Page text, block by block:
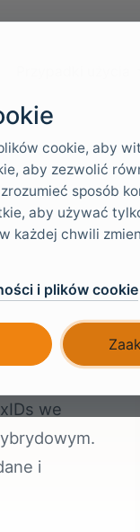
we
i
cookie, aby
aby zezwolić
sposób
aby używać
każdej chwili
i plików cookie